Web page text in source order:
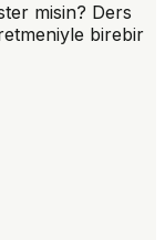
misin? Ders
birebir